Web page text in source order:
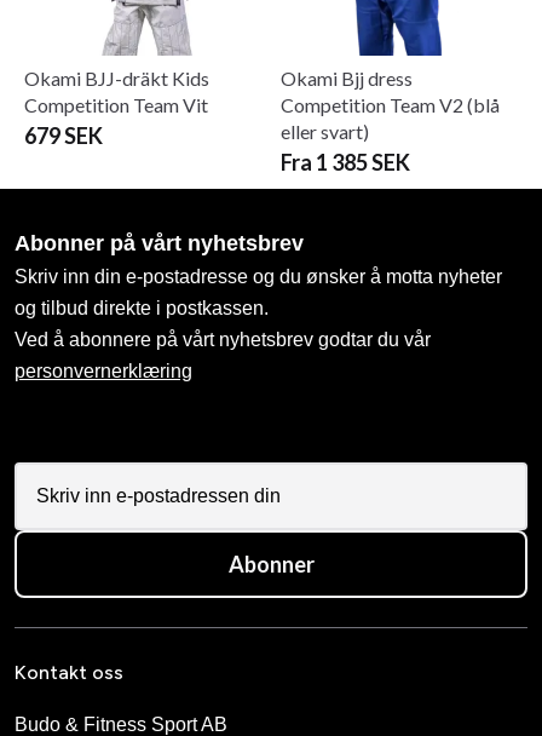
Okami BJJ-dräkt Kids
Competition Team Vit
679 SEK
Okami Bjj dress
Competition Team V2 (blå
eller svart)
Fra 1 385 SEK
Abonner på vårt nyhetsbrev
Skriv inn din e-postadresse og du ønsker å motta nyheter
og tilbud direkte i postkassen.
Ved å abonnere på vårt nyhetsbrev godtar du vår
personvernerklæring
Abonner
Kontakt oss
Budo & Fitness Sport AB